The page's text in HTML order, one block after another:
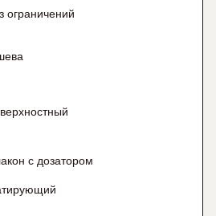
ограничений
с дозатором